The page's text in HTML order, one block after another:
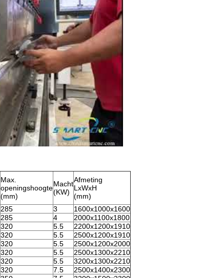
Max.
openingshoogte
(mm)
Macht
(KW)
Afmeting
LxWxH
(mm)
285 3
1600x1000x1600
285 4
2000x1100x1800
320 5.5
2200x1200x1910
320 5.5
2500x1200x1910
320 5.5
2500x1200x2000
320 5.5
2500x1300x2210
320 5.5
3200x1300x2210
320 7.5
2500x1400x2300